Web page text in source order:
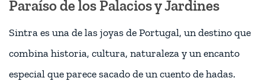
Paraíso de los Palacios y Jardines
Sintra es una de las joyas de Portugal, un destino que
combina historia, cultura, naturaleza y un encanto
especial que parece sacado de un cuento de hadas.